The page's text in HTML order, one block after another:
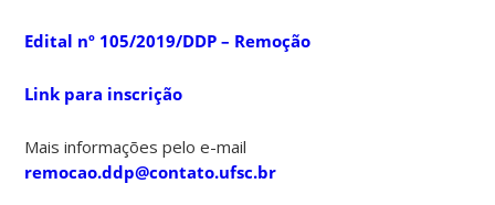
Edital nº 105/2019/DDP – Remoção
Link para inscrição
Mais informações pelo e-mail
remocao.ddp@contato.ufsc.br